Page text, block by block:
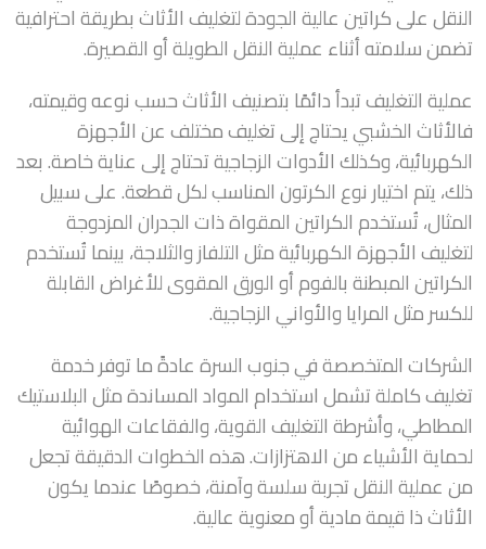
النقل على كراتين عالية الجودة لتغليف الأثاث بطريقة احترافية
تضمن سلامته أثناء عملية النقل الطويلة أو القصيرة.
عملية التغليف تبدأ دائمًا بتصنيف الأثاث حسب نوعه وقيمته،
فالأثاث الخشبي يحتاج إلى تغليف مختلف عن الأجهزة
الكهربائية، وكذلك الأدوات الزجاجية تحتاج إلى عناية خاصة. بعد
ذلك، يتم اختيار نوع الكرتون المناسب لكل قطعة. على سبيل
المثال، تُستخدم الكراتين المقواة ذات الجدران المزدوجة
لتغليف الأجهزة الكهربائية مثل التلفاز والثلاجة، بينما تُستخدم
الكراتين المبطنة بالفوم أو الورق المقوى للأغراض القابلة
للكسر مثل المرايا والأواني الزجاجية.
الشركات المتخصصة في جنوب السرة عادةً ما توفر خدمة
تغليف كاملة تشمل استخدام المواد المساندة مثل البلاستيك
المطاطي، وأشرطة التغليف القوية، والفقاعات الهوائية
لحماية الأشياء من الاهتزازات. هذه الخطوات الدقيقة تجعل
من عملية النقل تجربة سلسة وآمنة، خصوصًا عندما يكون
الأثاث ذا قيمة مادية أو معنوية عالية.